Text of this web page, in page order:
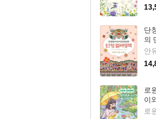
단
의
안
로
이
로